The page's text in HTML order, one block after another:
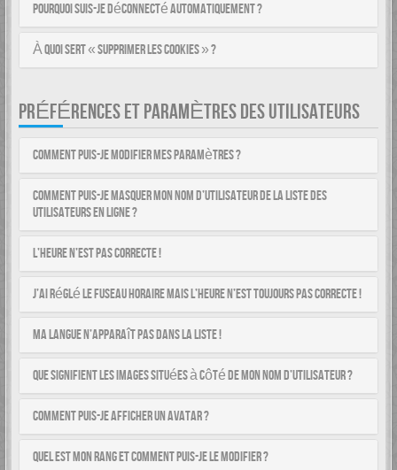
Pourquoi suis-je déconnecté automatiquement ?
À quoi sert « Supprimer les cookies » ?
PRÉFÉRENCES ET PARAMÈTRES DES UTILISATEURS
Comment puis-je modifier mes paramètres ?
Comment puis-je masquer mon nom d’utilisateur de la liste des
utilisateurs en ligne ?
L’heure n’est pas correcte !
J’ai réglé le fuseau horaire mais l’heure n’est toujours pas correcte !
Ma langue n’apparaît pas dans la liste !
Que signifient les images situées à côté de mon nom d’utilisateur ?
Comment puis-je afficher un avatar ?
Quel est mon rang et comment puis-je le modifier ?